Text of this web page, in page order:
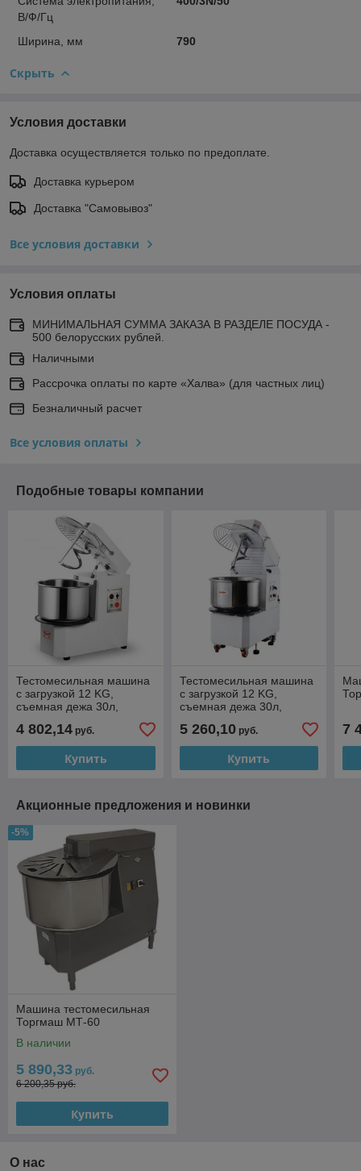
В/Ф/Гц
Ширина, мм 790
Скрыть
Условия доставки
Доставка осуществляется только по предоплате.
Доставка курьером
Доставка "Самовывоз"
Все условия доставки
Условия оплаты
МИНИМАЛЬНАЯ СУММА ЗАКАЗА В РАЗДЕЛЕ ПОСУДА -
500 белорусских рублей.
Наличными
Рассрочка оплаты по карте «Халва» (для частных лиц)
Безналичный расчет
Все условия оплаты
Подобные товары компании
Тестомесильная машина
с загрузкой 12 KG,
съемная дежа 30л,
Kocateq TR30 2V ECO
4 802,14 руб.
Купить
Тестомесильная машина
с загрузкой 12 KG,
съемная дежа 30л,
Kocateq TR30 2V heavy-
duty
5 260,10руб.
Купить
7
Акционные предложения и новинки
-5%
Машина тестомесильная
Торгмаш МТ-60
В наличии
5 890,33 руб.
6 200,35 руб.
Купить
О нас